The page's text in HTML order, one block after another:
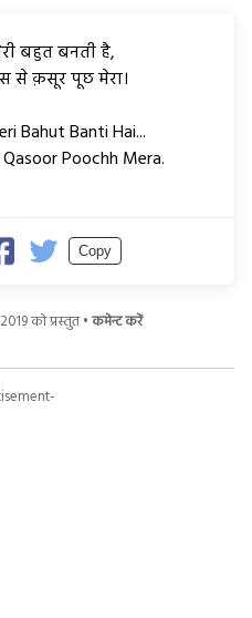
बहुत बनती है,
से क़सूर पूछ मेरा।
Bahut Banti Hai...
Qasoor Poochh Mera.
Copy
को प्रस्तुत •कमेन्ट करें